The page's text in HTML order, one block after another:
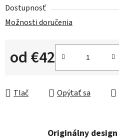
Dostupnosť
Možnosti doručenia
od€42
Jednotková cena:
Tlač Opýtať sa
Originálny design